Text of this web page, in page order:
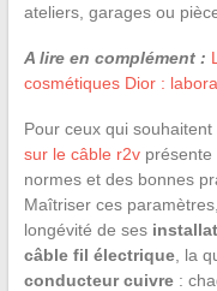
ateliers, garages ou
A lire en complément :
cosmétiques Dior :
Pour ceux qui
sur le câble r2vprésente
normes et des bonnes
Maîtriser ces
longévité de ses
câble fil électrique, la
conducteur cuivre: